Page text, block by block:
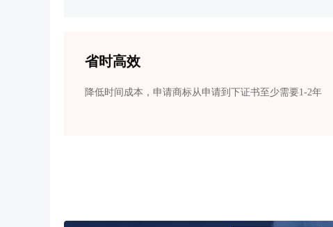
省时高效
降低时间成本，申请商标从申请到下证书至少需要1-2年